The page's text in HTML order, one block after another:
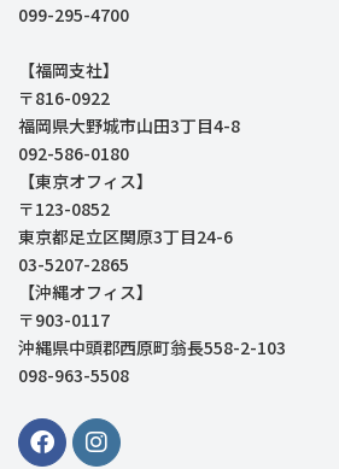
099-295-4700
【福岡支社】
〒816-0922
福岡県大野城市山田3丁目4-8
092-586-0180
【東京オフィス】
〒123-0852
東京都足立区関原3丁目24-6
03-5207-2865
【沖縄オフィス】
〒903-0117
沖縄県中頭郡西原町翁長558-2-103
098-963-5508